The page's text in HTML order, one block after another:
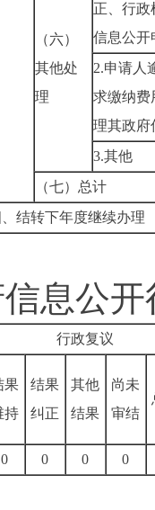
（六）
其他处
理
正、行政
信息公开
2.申请人
求缴纳费
理其政府
3.其他
（七）总计
、结转下年度继续办理
公开
行政复议
果
持
结果
纠正
其他
结果
尚未
审结
0 0 0 0